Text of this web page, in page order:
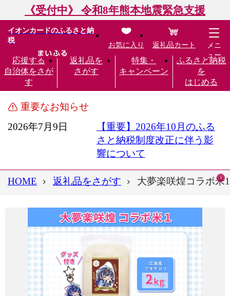
《受付中》 令和8年熊本地震緊急支援
イオンカードのふるさと納
税
応援する
自治体をさが
す
返礼品を
さがす
特集・
キャンペーン
ふるさと納税
を
はじめる
お気に入り 返礼品カート
メニ
ュー
重要なお知らせ
2026年7月9日
【重要】2026年10月のふる
さと納税制度改正に伴う影
響について
HOME 返礼品をさがす 大夢楽咲煌コラボ米